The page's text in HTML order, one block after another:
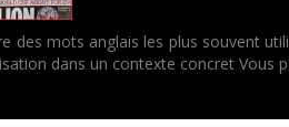
des mots anglais les plus souvent
dans un contexte concret Vous